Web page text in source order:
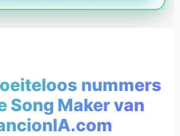
nummers
Song Maker van